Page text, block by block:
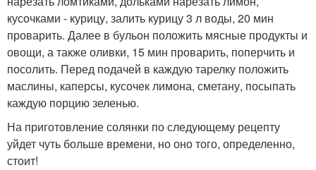
кусочками - курицу, залить курицу 3 л воды, 20 мин
проварить. Далее в бульон положить мясные продукты и
овощи, а также оливки, 15 мин проварить, поперчить и
посолить. Перед подачей в каждую тарелку положить
маслины, каперсы, кусочек лимона, сметану, посыпать
каждую порцию зеленью.
На приготовление солянки по следующему рецепту
уйдет чуть больше времени, но оно того, определенно,
стоит!